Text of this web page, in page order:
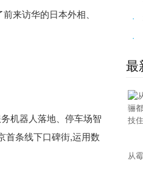
来访华的日本外相、
机器人落地、停车场智
首条线下口碑街,运用数
·
·
最
从